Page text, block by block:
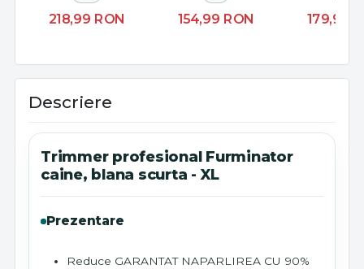
218,99 RON 154,99 RON 179,99
Descriere
Trimmer profesional Furminator
caine, blana scurta - XL
Prezentare
Reduce GARANTAT NAPARLIREA CU 90%